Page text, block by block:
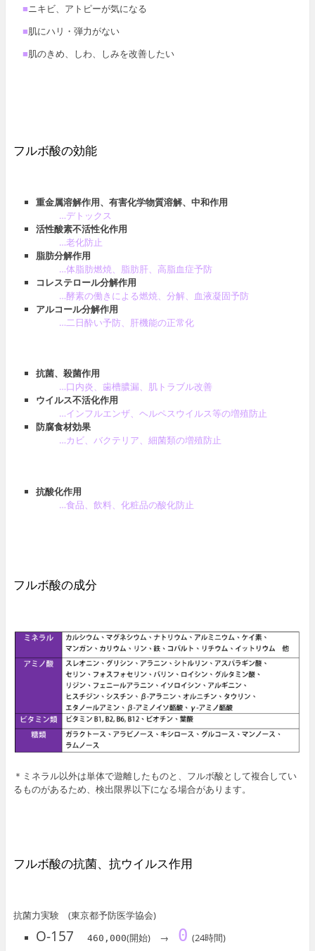
■ニキビ、アトピーが気になる
■肌にハリ・弾力がない
■肌のきめ、しわ、しみを改善したい
フルボ酸の効能
重金属溶解作用、有害化学物質溶解、中和作用
…デトックス
活性酸素不活性化作用
…老化防止
脂肪分解作用
…体脂肪燃焼、脂肪肝、高脂血症予防
コレステロール分解作用
…酵素の働きによる燃焼、分解、血液凝固予防
アルコール分解作用
…二日酔い予防、肝機能の正常化
抗菌、殺菌作用
…口内炎、歯槽膿漏、肌トラブル改善
ウイルス不活化作用
…インフルエンザ、ヘルペスウイルス等の増殖防止
防腐食材効果
…カビ、バクテリア、細菌類の増殖防止
抗酸化作用
…食品、飲料、化粧品の酸化防止
フルボ酸の成分
＊ミネラル以外は単体で遊離したものと、フルボ酸として複合してい
るものがあるため、検出限界以下になる場合があります。
フルボ酸の抗菌、抗ウイルス作用
抗菌力実験 (東京都予防医学協会)
O-157460,000(開始) → 0 (24時間)